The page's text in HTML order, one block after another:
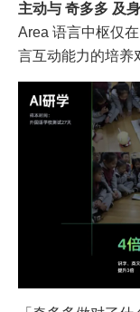
主动与 奇多多 及
Area 语言中枢仅
言互动能力的培养